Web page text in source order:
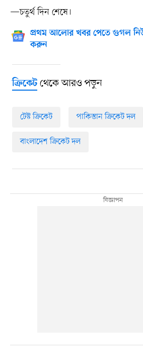
—চতুর্থ দিন শেষে।
প্রথম আলোর খবর পেতে গুগল
করুন
ক্রিকেটথেকে আরও পড়ুন
টেস্ট ক্রিকেট পাকিস্তান ক্রিকেট দল
বাংলাদেশ ক্রিকেট দল